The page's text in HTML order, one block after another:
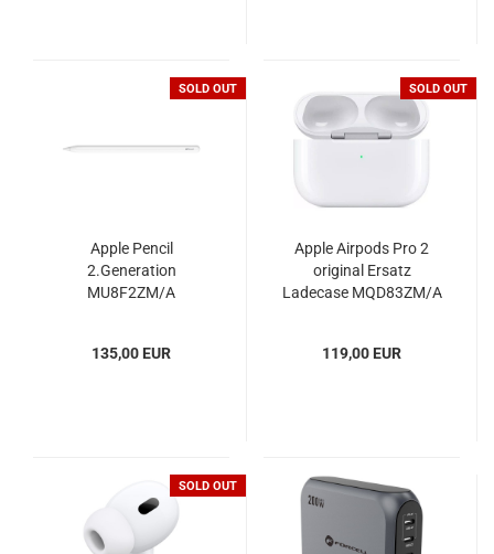
SOLD OUT
Apple Pencil
2.Generation
MU8F2ZM/A
135,00 EUR
SOLD OUT
Apple Airpods Pro 2
original Ersatz
Ladecase MQD83ZM/A
119,00 EUR
SOLD OUT